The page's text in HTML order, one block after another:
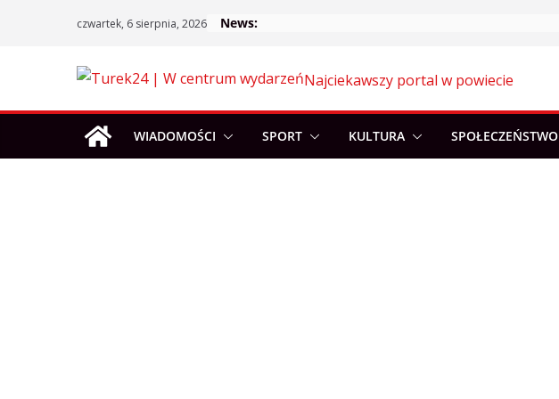
czwartek, 6 sierpnia, 2026 News:
Najciekawszy portal w powiecie
WIADOMOŚCI SPORT KULTURA SPOŁECZEŃSTWO